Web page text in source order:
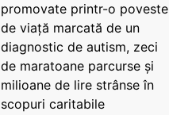
promovate printr-o poveste
de viață marcată de un
diagnostic de autism, zeci
de maratoane parcurse și
milioane de lire strânse în
scopuri caritabile